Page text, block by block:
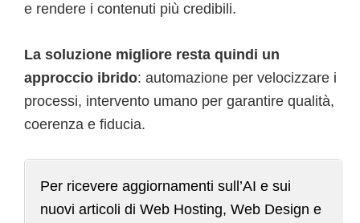
e rendere i contenuti più credibili.
La soluzione migliore resta quindi un
approccio ibrido: automazione per velocizzare i
processi, intervento umano per garantire qualità,
coerenza e fiducia.
Per ricevere aggiornamenti sull’AI e sui
nuovi articoli di Web Hosting, Web Design e